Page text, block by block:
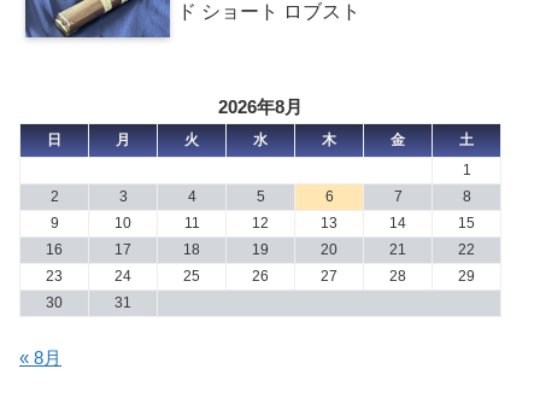
ド ショート ロブスト
2026年8月
日 月 火 水 木 金
土
1
2
3 4 5 6 7
8
9
10 11 12 13 14
15
16
17 18 19 20 21
22
23
24 25 26 27 28
29
30
31
« 8月